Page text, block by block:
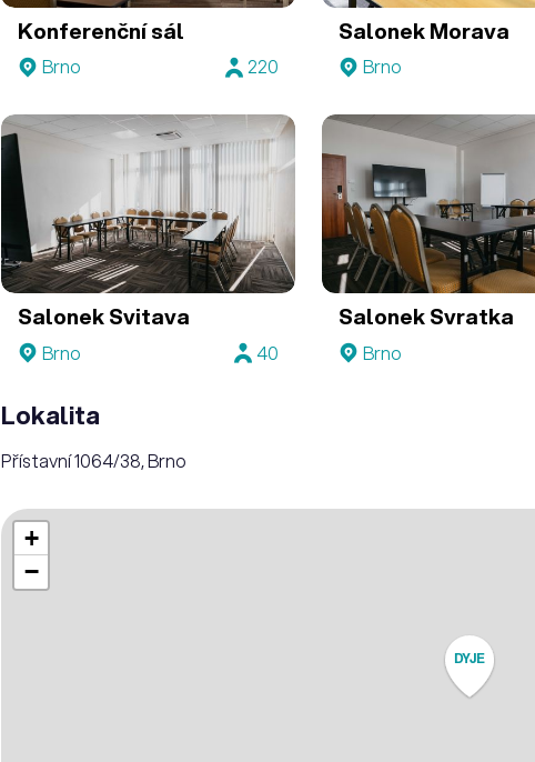
Konferenční sál
Brno 220
Salonek Morava
Brno
Salonek Svitava
Brno 40
Salonek Svratka
Brno
Lokalita
Přístavní 1064/38, Brno
DYJE
+
−